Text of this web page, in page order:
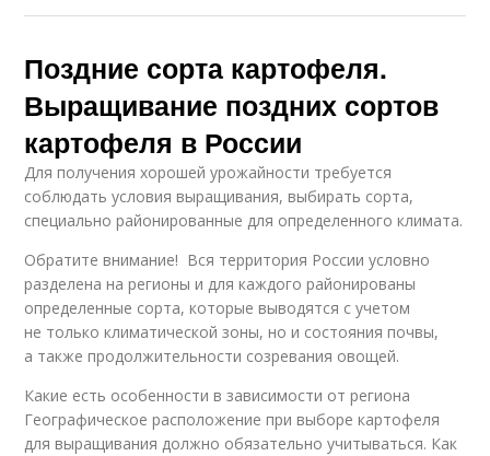
Поздние сорта картофеля.
Выращивание поздних сортов
картофеля в России
Для получения хорошей урожайности требуется
соблюдать условия выращивания, выбирать сорта,
специально районированные для определенного климата.
Обратите внимание! Вся территория России условно
разделена на регионы и для каждого районированы
определенные сорта, которые выводятся с учетом
не только климатической зоны, но и состояния почвы,
а также продолжительности созревания овощей.
Какие есть особенности в зависимости от региона
Географическое расположение при выборе картофеля
для выращивания должно обязательно учитываться. Как